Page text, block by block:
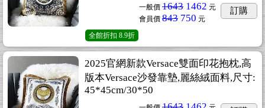
一般價 1643 1462 元
會員價 843 750 元
訂購
全館折扣 8.9折
2025官網新款Versace雙面印花抱枕,高
版本Versace沙發靠墊,麗絲絨面料,尺寸:
45*45cm/30*50